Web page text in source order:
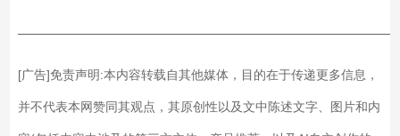
[广告]免责声明:本内容转载自其他媒体，目的在于传递更多信息，
并不代表本网赞同其观点，其原创性以及文中陈述文字、图片和内